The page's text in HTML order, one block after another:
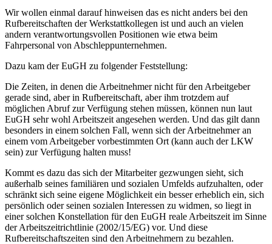
Wir wollen einmal darauf hinweisen das es nicht anders bei den
Rufbereitschaften der Werkstattkollegen ist und auch an vielen
andern verantwortungsvollen Positionen wie etwa beim
Fahrpersonal von Abschleppunternehmen.
Dazu kam der EuGH zu folgender Feststellung:
Die Zeiten, in denen die Arbeitnehmer nicht für den Arbeitgeber
gerade sind, aber in Rufbereitschaft, aber ihm trotzdem auf
möglichen Abruf zur Verfügung stehen müssen, können nun laut
EuGH sehr wohl Arbeitszeit angesehen werden. Und das gilt dann
besonders in einem solchen Fall, wenn sich der Arbeitnehmer an
einem vom Arbeitgeber vorbestimmten Ort (kann auch der LKW
sein) zur Verfügung halten muss!
Kommt es dazu das sich der Mitarbeiter gezwungen sieht, sich
außerhalb seines familiären und sozialen Umfelds aufzuhalten, oder
schränkt sich seine eigene Möglichkeit ein besser erheblich ein, sich
persönlich oder seinen sozialen Interessen zu widmen, so liegt in
einer solchen Konstellation für den EuGH reale Arbeitszeit im Sinne
der Arbeitszeitrichtlinie (2002/15/EG) vor. Und diese
Rufbereitschaftszeiten sind den Arbeitnehmern zu bezahlen.